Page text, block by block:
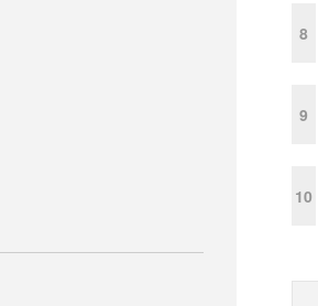
8
9
10